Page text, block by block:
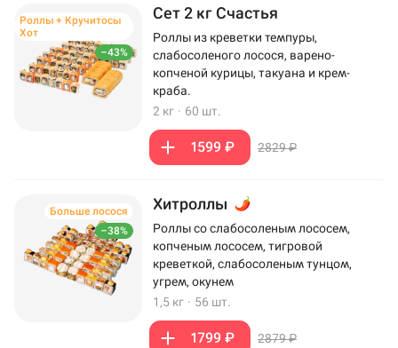
–43%
Роллы + Кручитосы
Хот
Сет 2 кг Счастья
Роллы из креветки темпуры,
слабосоленого лосося, варено-
копченой курицы, такуана и крем-
краба.
2 кг · 60 шт.
1599 ₽ 2829 ₽
–38%
Больше лосося Хитроллы
Роллы со слабосоленым лососем,
копченым лососем, тигровой
креветкой, слабосоленым тунцом,
угрем, окунем
1,5 кг · 56 шт.
1799 ₽ 2879 ₽